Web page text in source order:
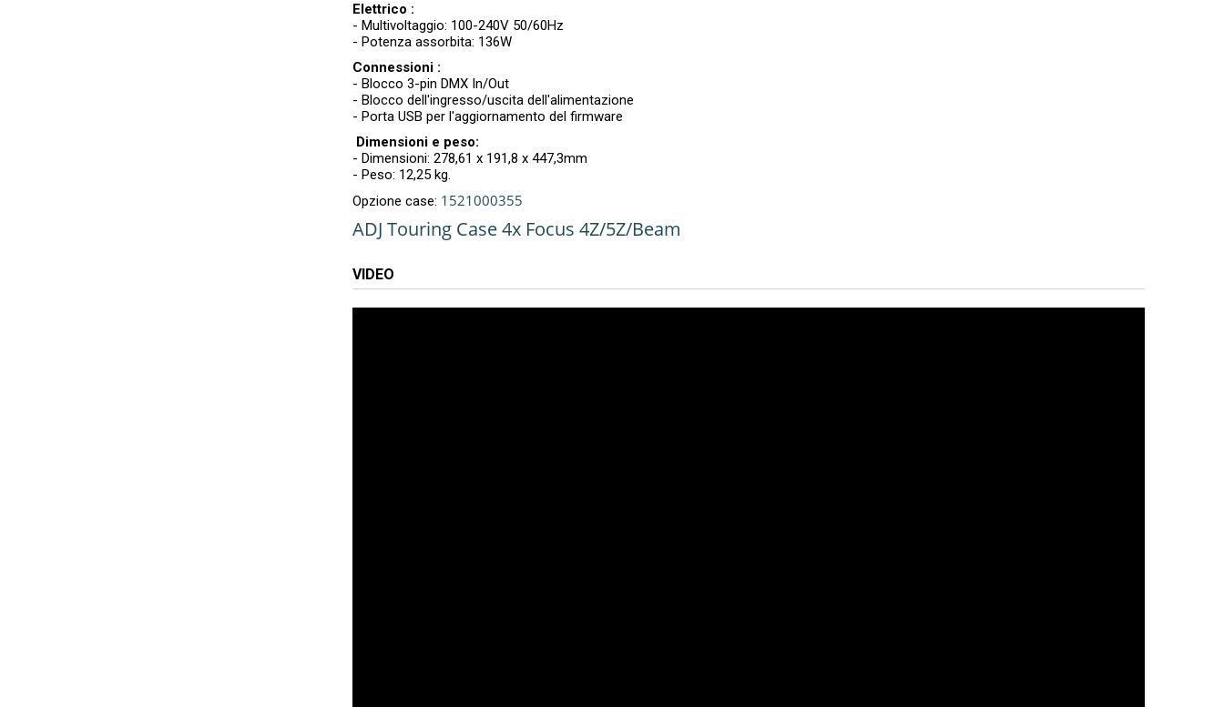
Elettrico :
- Multivoltaggio: 100-240V 50/60Hz
- Potenza assorbita: 136W
Connessioni :
- Blocco 3-pin DMX In/Out
- Blocco dell'ingresso/uscita dell'alimentazione
- Porta USB per l'aggiornamento del firmware
Dimensioni e peso:
- Dimensioni: 278,61 x 191,8 x 447,3mm
- Peso: 12,25 kg.
Opzione case: 1521000355
ADJ Touring Case 4x Focus 4Z/5Z/Beam
VIDEO